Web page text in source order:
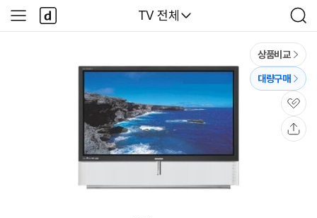
다나와
TV 전체
검
색
사
이
다
나
와
상품비교
대량구매
관
심